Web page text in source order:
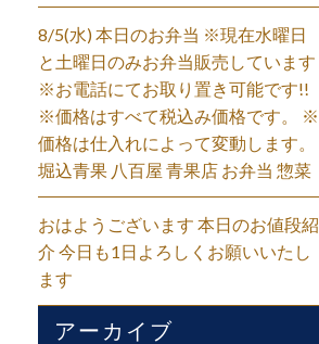
8/5(水) 本日のお弁当 ※現在水曜日
と土曜日のみお弁当販売しています
※お電話にてお取り置き可能です!!
※価格はすべて税込み価格です。 ※
価格は仕入れによって変動します。
堀込青果 八百屋 青果店 お弁当 惣菜
おはようございます 本日のお値段紹
介 今日も1日よろしくお願いいたし
ます
アーカイブ